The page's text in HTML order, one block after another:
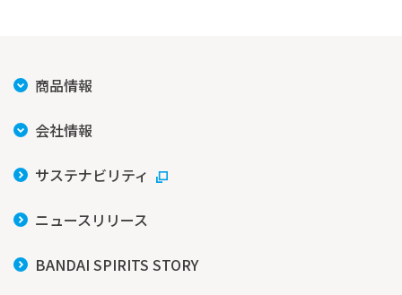
商品情報
会社情報
サステナビリティ
ニュースリリース
BANDAI SPIRITS STORY